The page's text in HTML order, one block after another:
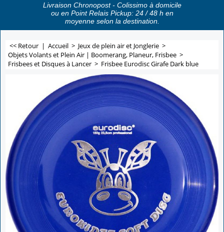
Livraison Chronopost - Colissimo à domicile
ou en Point Relais Pickup: 24 / 48 h en
moyenne selon la destination.
<< Retour | Accueil > Jeux de plein air et Jonglerie >
Objets Volants et Plein Air | Boomerang, Planeur, Frisbee >
Frisbees et Disques à Lancer > Frisbee Eurodisc Girafe Dark blue